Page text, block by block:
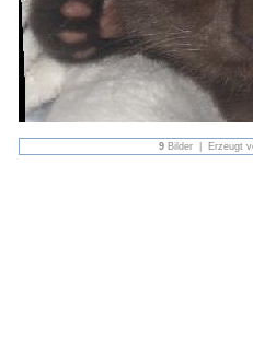
9Bilder | Erzeugt